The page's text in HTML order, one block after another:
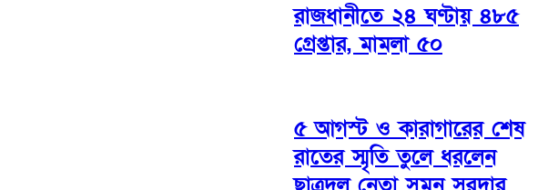
রাজধানীতে ২৪ ঘণ্টায় ৪৮৫
গ্রেপ্তার, মামলা ৫০
৫ আগস্ট ও কারাগারের শেষ
রাতের স্মৃতি তুলে ধরলেন